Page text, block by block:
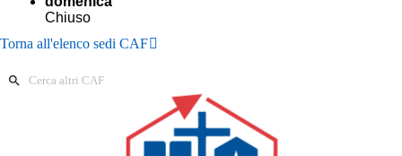
Torna all'elenco sedi CAF